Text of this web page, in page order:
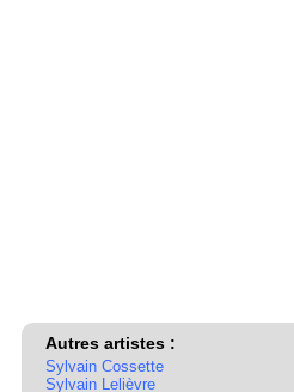
Autres artistes :
Sylvain Cossette
Sylvain Lelièvre